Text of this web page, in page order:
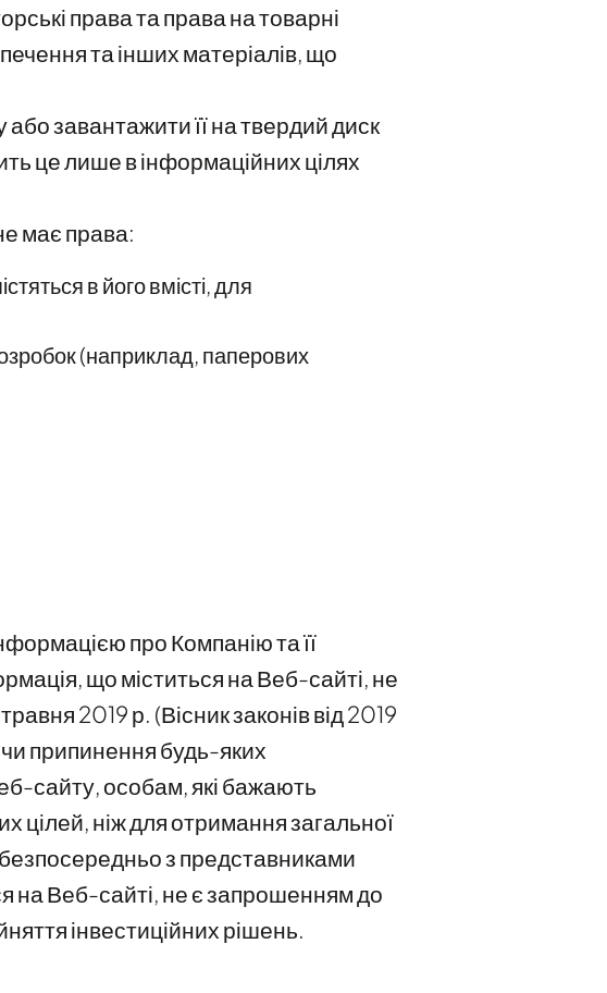
права та права на товарні
та інших матеріалів, що
завантажити її на твердий диск
це лише в інформаційних цілях
має права:
в його вмісті, для
(наприклад, паперових
про Компанію та її
що міститься на Веб-сайті, не
2019 р. (Вісник законів від 2019
чи припинення будь-яких
сайту, особам, які бажають
цілей, ніж для отримання загальної
безпосередньо з представниками
на Веб-сайті, не є запрошенням до
інвестиційних рішень.